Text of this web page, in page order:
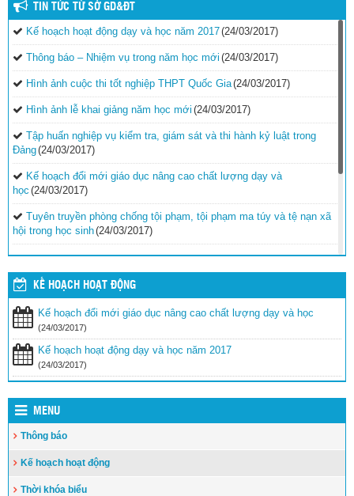
TIN TỨC TỪ SỞ GD&ĐT
Kế hoạch hoạt động dạy và học năm 2017(24/03/2017)
Thông báo – Nhiệm vụ trong năm học mới (24/03/2017)
Hình ảnh cuộc thi tốt nghiệp THPT Quốc Gia(24/03/2017)
Hình ảnh lễ khai giảng năm học mới (24/03/2017)
Tập huấn nghiệp vụ kiểm tra, giám sát và thi hành kỷ luật trong
Đảng(24/03/2017)
Kế hoạch đổi mới giáo dục nâng cao chất lượng dạy và
học (24/03/2017)
Tuyên truyền phòng chống tội phạm, tội phạm ma túy và tệ nạn xã
hội trong học sinh(24/03/2017)
Vinh danh 42 giáo viên tiêu biểu công tác tại vùng biển đảo khó
khăn(24/03/2017)
Tăng cường các biện pháp ngăn chặn bạo lực học
đường(24/03/2017)
Bộ GDĐT luôn cầu thị, lắng nghe, tiếp thu ý kiến từ các cơ quan
báo chí(24/03/2017)
KẾ HOẠCH HOẠT ĐỘNG
Kế hoạch đổi mới giáo dục nâng cao chất lượng dạy và học
(24/03/2017)
Kế hoạch hoạt động dạy và học năm 2017
(24/03/2017)
MENU
Thông báo
Kế hoạch hoạt động
Thời khóa biểu